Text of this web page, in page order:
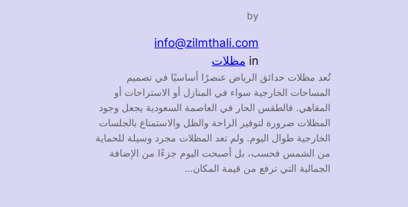
by
info@zilmthali.com
in مظلات
تُعد مظلات حدائق الرياض عنصرًا أساسيًا في تصميم
المساحات الخارجية سواء في المنازل أو الاستراحات أو
المقاهي. فالطقس الحار في العاصمة السعودية يجعل وجود
المظلات ضرورة لتوفير الراحة والظل والاستمتاع بالجلسات
الخارجية طوال اليوم. ولم تعد المظلات مجرد وسيلة للحماية
من الشمس فحسب، بل أصبحت اليوم جزءًا من الإضافة
الجمالية التي ترفع من قيمة المكان…